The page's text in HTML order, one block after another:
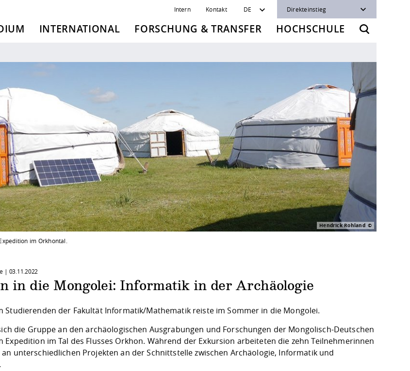
Intern Kontakt DE Direkteinstieg
INTERNATIONAL FORSCHUNG & TRANSFER HOCHSCHULE
Hendrick Rohland
im Orkhontal.
| 03.11.2022
in die Mongolei: Informatik in der Archäologie
Studierenden der Fakultät Informatik/Mathematik reiste im Sommer in die Mongolei.
die Gruppe an den archäologischen Ausgrabungen und Forschungen der Mongolisch-Deutschen
Expedition im Tal des Flusses Orkhon. Während der Exkursion arbeiteten die zehn Teilnehmerinnen
unterschiedlichen Projekten an der Schnittstelle zwischen Archäologie, Informatik und